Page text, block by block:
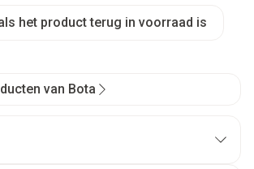
het product terug in voorraad is
van Bota